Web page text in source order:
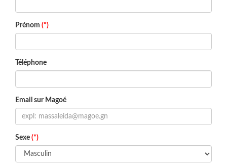
Prénom (*)
Téléphone
Email sur Magoé
Sexe (*)